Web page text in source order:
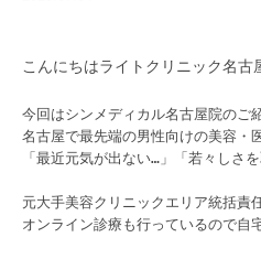
こんにちはライトクリニック名古
今回はシンメディカル名古屋院のご
名古屋で最先端の男性向けの美容・
「最近元気が出ない…」「若々しさ
元大手美容クリニックエリア統括責
オンライン診療も行っているので自